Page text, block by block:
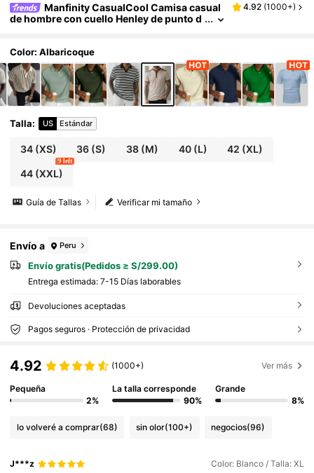
Manfinity CasualCool Camisa casual
de hombre con cuello Henley de punto d
d Money en beige & marrón, adecuada para u
so diario en verano, salidas de fin de seman
a, actividades al aire libre, viajes, looks de cr
ucero/yate, ocasiones semiformales, excele
nte regalo para novio/esposo en cumpleaño
s/aniversario
4.92 (1000+)
Color: Albaricoque
Talla: US Estándar
34(XS) 36 (S) 38(M) 40(L) 42 (XL)
44(XXL)
9 left
Verificar mi tamaño
Guía de Tallas
Envío a Peru
Envío gratis(Pedidos ≥ S/299.00)
Entrega estimada: 7-15 Días laborables
Devoluciones aceptadas
Pagos seguros · Protección de privacidad
4.92 (1000+) Ver más
Pequeña
2%
La talla corresponde
90%
Grande
8%
lo volveré a comprar(68) sin olor(100+) negocios(96)
J***z Color: Blanco / Talla: XL